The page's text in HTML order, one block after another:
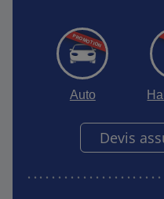
Auto
Devis